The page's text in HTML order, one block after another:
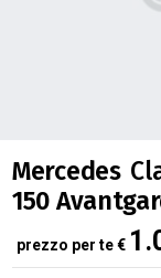
Mercedes
150
prezzo per te€